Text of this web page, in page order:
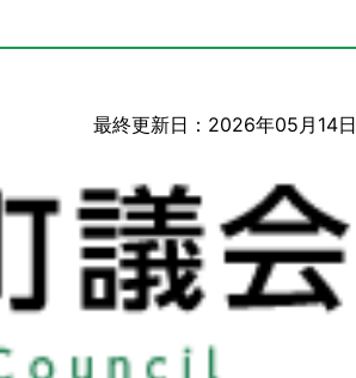
最終更新日：2026年05月14日